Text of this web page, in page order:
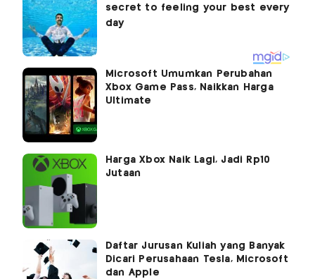
Microsoft Umumkan Perubahan
Xbox Game Pass, Naikkan Harga
Ultimate
Harga Xbox Naik Lagi, Jadi Rp10
Jutaan
Daftar Jurusan Kuliah yang Banyak
Dicari Perusahaan Tesla, Microsoft
dan Apple